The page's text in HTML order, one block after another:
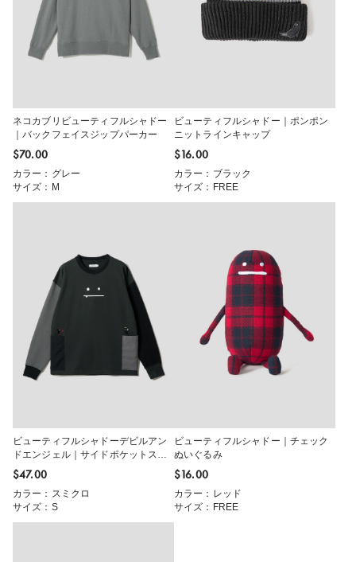
ネコカブリビューティフルシャドー
｜バックフェイスジップパーカー
$‌70.00
カラー：グレー
サイズ：M
ビューティフルシャドー｜ポンポン
ニットラインキャップ
$‌16.00
カラー：ブラック
サイズ：FREE
ビューティフルシャドーデビルアン
ドエンジェル｜サイドポケットスウ
ェット
$‌47.00
カラー：スミクロ
サイズ：S
ビューティフルシャドー｜チェック
ぬいぐるみ
$‌16.00
カラー：レッド
サイズ：FREE